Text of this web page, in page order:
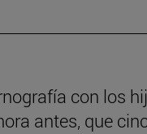
con los
antes, que